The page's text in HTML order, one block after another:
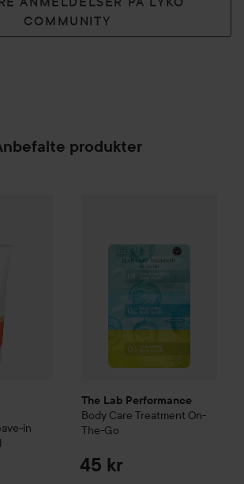
COMMUNITY
produkter
in
The Lab Performance
Body Care Treatment On-
The-Go
45 kr